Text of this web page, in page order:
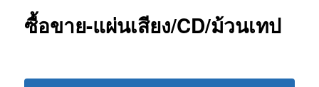
ซื้อขาย-แผ่นเสียง/CD/ม้วนเทป